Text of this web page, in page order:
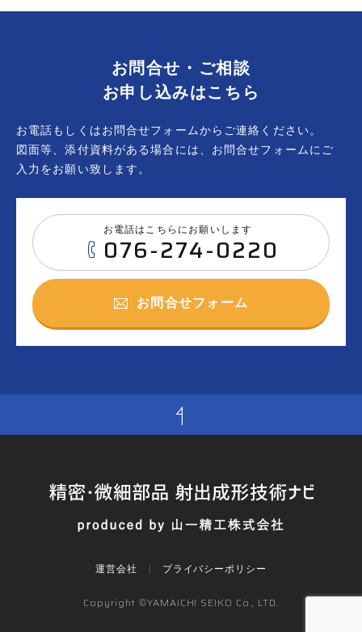
お問合せ・ご相談
お申し込みはこちら
お電話もしくはお問合せフォームからご連絡ください。
図面等、添付資料がある場合には、お問合せフォームにご
入力をお願い致します。
お電話はこちらにお願いします
076-274-0220
お問合せフォーム
運営会社 プライバシーポリシー
Copyright ©YAMAICHI SEIKO Co., LTD.